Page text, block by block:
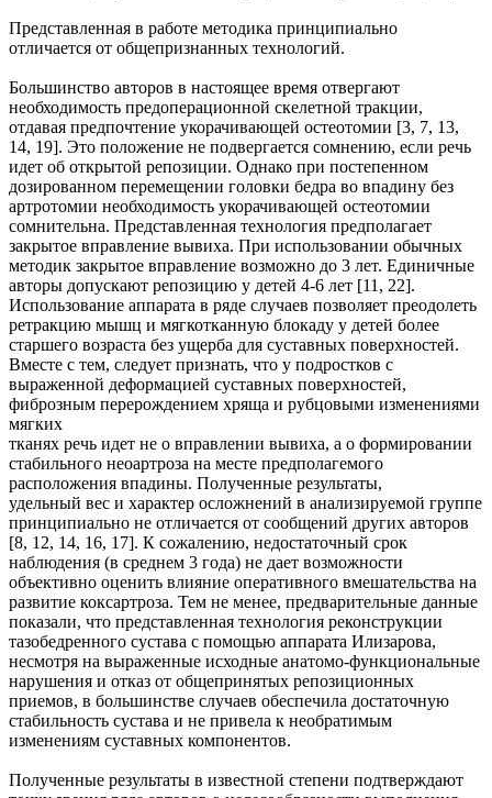
Представленная в работе методика принципиально
отличается от общепризнанных технологий.
Большинство авторов в настоящее время отвергают
необходимость предоперационной скелетной тракции,
отдавая предпочтение укорачивающей остеотомии [3, 7, 13,
14, 19]. Это положение не подвергается сомнению, если речь
идет об открытой репозиции. Однако при постепенном
дозированном перемещении головки бедра во впадину без
артротомии необходимость укорачивающей остеотомии
сомнительна. Представленная технология предполагает
закрытое вправление вывиха. При использовании обычных
методик закрытое вправление возможно до 3 лет. Единичные
авторы допускают репозицию у детей 4-6 лет [11, 22].
Использование аппарата в ряде случаев позволяет преодолеть
ретракцию мышц и мягкотканную блокаду у детей более
старшего возраста без ущерба для суставных поверхностей.
Вместе с тем, следует признать, что у подростков с
выраженной деформацией суставных поверхностей,
фиброзным перерождением хряща и рубцовыми изменениями
мягких
тканях речь идет не о вправлении вывиха, а о формировании
стабильного неоартроза на месте предполагемого
расположения впадины. Полученные результаты,
удельный вес и характер осложнений в анализируемой группе
принципиально не отличается от сообщений других авторов
[8, 12, 14, 16, 17]. К сожалению, недостаточный срок
наблюдения (в среднем 3 года) не дает возможности
объективно оценить влияние оперативного вмешательства на
развитие коксартроза. Тем не менее, предварительные данные
показали, что представленная технология реконструкции
тазобедренного сустава с помощью аппарата Илизарова,
несмотря на выраженные исходные анатомо-функциональные
нарушения и отказ от общепринятых репозиционных
приемов, в большинстве случаев обеспечила достаточную
стабильность сустава и не привела к необратимым
изменениям суставных компонентов.
Полученные результаты в известной степени подтверждают